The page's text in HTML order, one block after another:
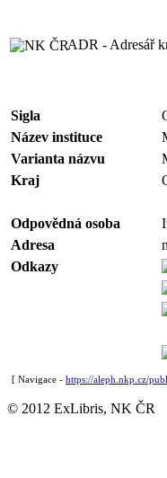
ADR - Adresář
Sigla
Název instituce
Varianta názvu
Kraj
Odpovědná osoba
Adresa
Odkazy
[ Navigace - https://aleph.nkp.cz/
© 2012 ExLibris, NK ČR